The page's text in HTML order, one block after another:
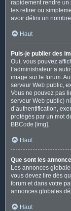
rapidement rendre
les retirer ou
avoir défini un
Haut
Puis-je publier des
Oui, vous pouvez
l’administrateur a
image sur le forum.
serveur Web public,
Vous ne pouvez pas
serveur Web public)
d’authentification,
protégés par un mot
BBCode [img].
Haut
Que sont les
Les annonces
vous devez lire dès
forum et dans votre
annonces globales
Haut